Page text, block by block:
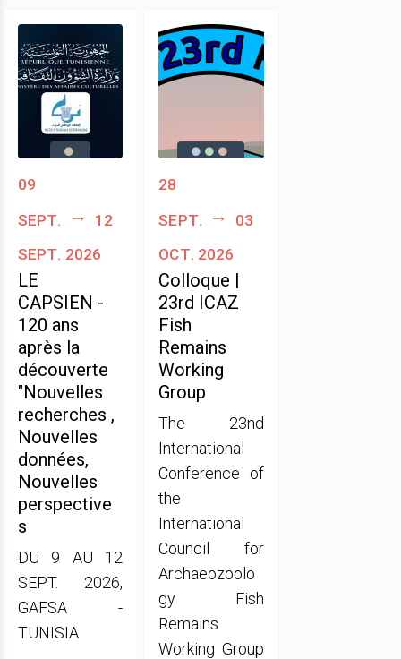
09
sept.
12
sept. 2026
LE
CAPSIEN -
120 ans
après la
découverte
"Nouvelles
recherches ,
Nouvelles
données,
Nouvelles
perspective
s
DU 9 AU 12
SEPT. 2026,
GAFSA -
TUNISIA
28
sept.
03
oct. 2026
Colloque |
23rd ICAZ
Fish
Remains
Working
Group
The 23nd
International
Conference of
the
International
Council for
Archaeozoolo
gy Fish
Remains
Working Group